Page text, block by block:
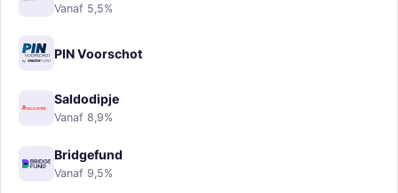
Vanaf 5,5%
PIN Voorschot
Saldodipje
Vanaf 8,9%
Bridgefund
Vanaf 9,5%